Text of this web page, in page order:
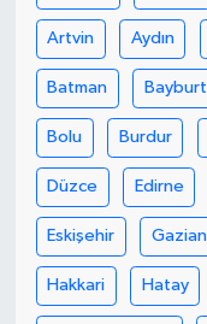
Artvin Aydın
Batman Bayburt
Bolu Burdur
Düzce Edirne
Eskişehir
Hakkari Hatay
MEDYA
SEÇİM 2011
ÜÇÜNCÜ
BİLİMNET
Yemek